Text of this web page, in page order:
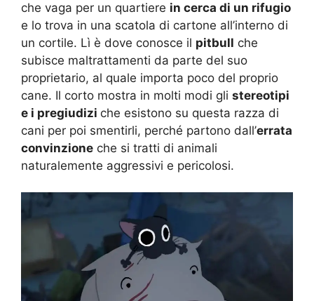
che vaga per un quartiere in cerca di un rifugio
e lo trova in una scatola di cartone all’interno di
un cortile. Lì è dove conosce il pitbull che
subisce maltrattamenti da parte del suo
proprietario, al quale importa poco del proprio
cane. Il corto mostra in molti modi gli stereotipi
e i pregiudizi che esistono su questa razza di
cani per poi smentirli, perché partono dall’errata
convinzione che si tratti di animali
naturalemente aggressivi e pericolosi.